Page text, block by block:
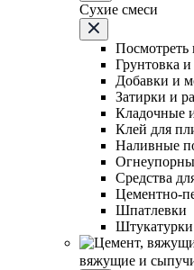
Сухие смеси
Посмотреть
Грунтовка и
Добавки и
Затирки и
Кладочные
Клей для
Наливные
Средства
Цементно-
Шпатлевки
Штукатурки
вяжущие и